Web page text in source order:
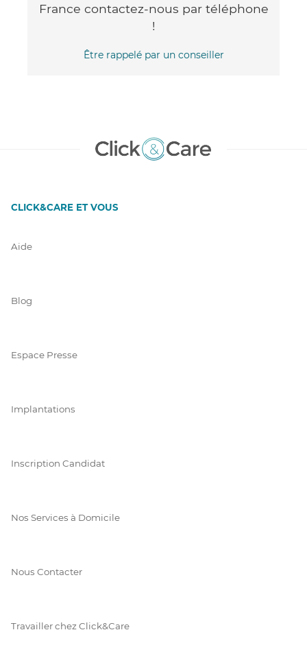
France contactez-nous par téléphone
!
Être rappelé par un conseiller
CLICK&CARE ET VOUS
Aide
Blog
Espace Presse
Implantations
Inscription Candidat
Nos Services à Domicile
Nous Contacter
Travailler chez Click&Care